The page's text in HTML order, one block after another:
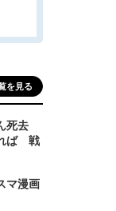
を見る
死去
ば 戦
マ漫画